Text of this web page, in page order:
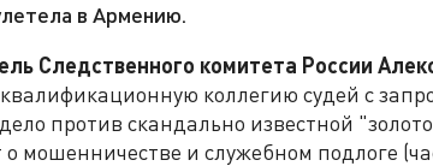
в Армению.
Следственного комитета России
коллегию судей с
против скандально известной
мошенничестве и служебном подлоге